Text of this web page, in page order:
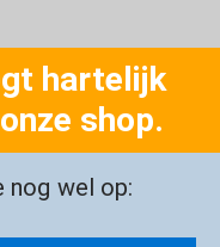
hartelijk
shop.
nog wel op: